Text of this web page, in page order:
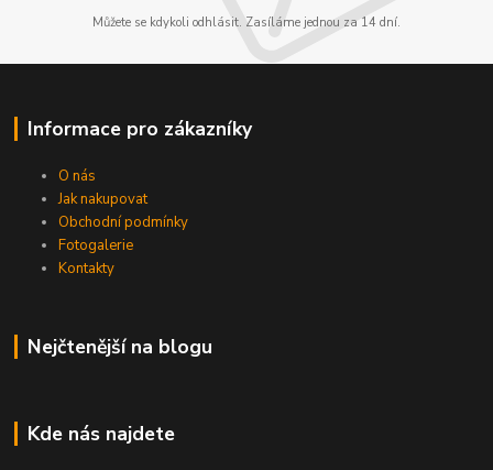
Můžete se kdykoli odhlásit. Zasíláme jednou za 14 dní.
Informace pro zákazníky
O nás
Jak nakupovat
Obchodní podmínky
Fotogalerie
Kontakty
Nejčtenější na blogu
Kde nás najdete